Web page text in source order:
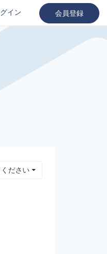
イン 会員登録
ださい